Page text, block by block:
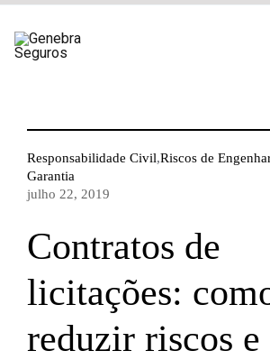
para
Responsabilidade Civil,Riscos de
Garantia
julho 22, 2019
Contratos de
licitações:
reduzir riscos e